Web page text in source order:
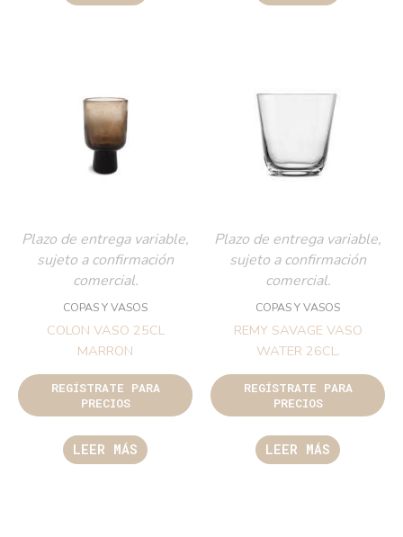
Plazo de entrega variable,
sujeto a confirmación
comercial.
COPAS Y VASOS
COLON VASO 25CL
MARRON
REGÍSTRATE PARA
PRECIOS
LEER MÁS
Plazo de entrega variable,
sujeto a confirmación
comercial.
COPAS Y VASOS
REMY SAVAGE VASO
WATER 26CL.
REGÍSTRATE PARA
PRECIOS
LEER MÁS